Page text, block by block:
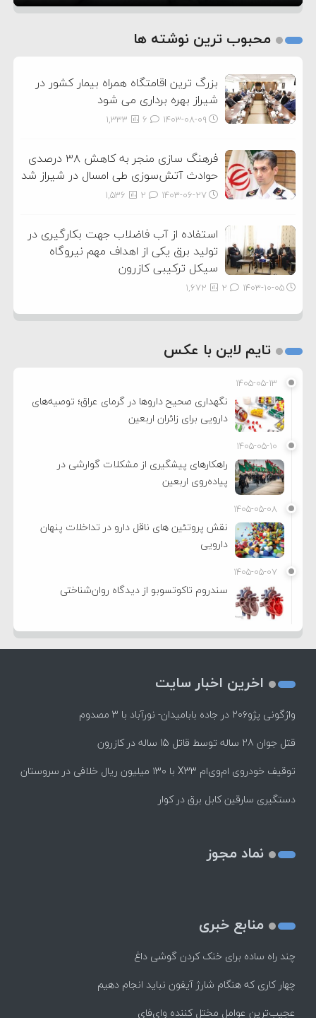
2
محبوب ترین نوشته ها
بزرگ ترین اقامتگاه همراه بیمار کشور در
شیراز بهره برداری می شود
۱۴۰۳-۰۸-۰۹ 1,333
فرهنگ سازی منجر به کاهش ۳۸ درصدی
حوادث آتش‌سوزی طی امسال در شیراز شد
۱۴۰۳-۰۶-۲۷ 1,536
استفاده از آب فاضلاب جهت بکارگیری در
تولید برق یکی از اهداف مهم نیروگاه
سیکل ترکیبی کازرون
۱۴۰۳-۱۰-۰۵ 1,672
تایم لاین با عکس
۱۴۰۵-۰۵-۱۳
نگهداری صحیح داروها در گرمای عراق؛ توصیه‌های
دارویی برای زائران اربعین
۱۴۰۵-۰۵-۱۰
راهکارهای پیشگیری از مشکلات گوارشی در
پیاده‌روی اربعین
۱۴۰۵-۰۵-۰۸
نقش پروتئین های ناقل دارو در تداخلات پنهان
دارویی
۱۴۰۵-۰۵-۰۷
سندروم تاکوتسوبو از دیدگاه روان‌شناختی
اخرین اخبار سایت
واژگونی پژو۲۰۶ در جاده بابامیدان- نورآباد با ۳ مصدوم
قتل جوان 28 ساله توسط قاتل 15 ساله در کازرون
توقیف خودروی ام‌وی‌ام X33 با ۱۳۰ میلیون ریال خلافی در سروستان
دستگیری سارقین کابل برق در کوار
نماد مجوز
منابع خبری
چند راه‌ ساده برای خنک کردن گوشی داغ
چهار کاری که هنگام شارژ آیفون نباید انجام دهیم
عجیب‌ترین عوامل مختل کننده وای‌فای